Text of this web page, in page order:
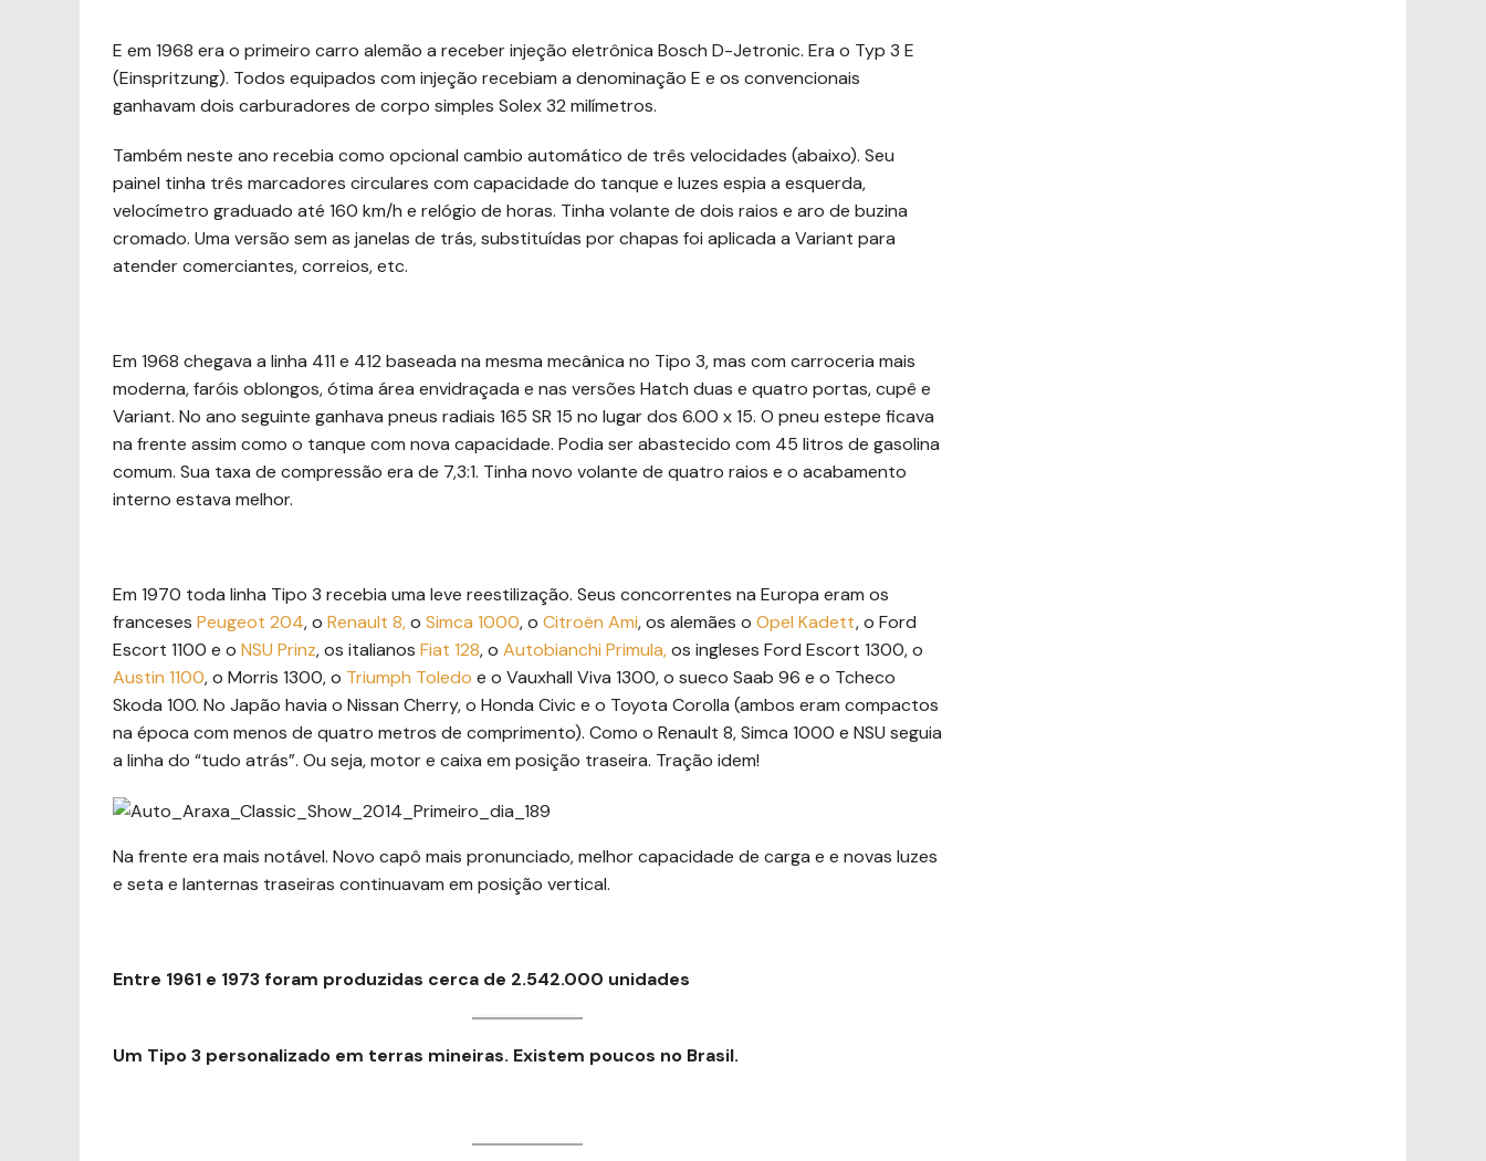
E em 1968 era o primeiro carro alemão a receber injeção eletrônica Bosch D-Jetronic. Era o Typ 3 E
(Einspritzung). Todos equipados com injeção recebiam a denominação E e os convencionais
ganhavam dois carburadores de corpo simples Solex 32 milímetros.
Também neste ano recebia como opcional cambio automático de três velocidades (abaixo). Seu
painel tinha três marcadores circulares com capacidade do tanque e luzes espia a esquerda,
velocímetro graduado até 160 km/h e relógio de horas. Tinha volante de dois raios e aro de buzina
cromado. Uma versão sem as janelas de trás, substituídas por chapas foi aplicada a Variant para
atender comerciantes, correios, etc.
Em 1968 chegava a linha 411 e 412 baseada na mesma mecânica no Tipo 3, mas com carroceria mais
moderna, faróis oblongos, ótima área envidraçada e nas versões Hatch duas e quatro portas, cupê e
Variant. No ano seguinte ganhava pneus radiais 165 SR 15 no lugar dos 6.00 x 15. O pneu estepe ficava
na frente assim como o tanque com nova capacidade. Podia ser abastecido com 45 litros de gasolina
comum. Sua taxa de compressão era de 7,3:1. Tinha novo volante de quatro raios e o acabamento
interno estava melhor.
Em 1970 toda linha Tipo 3 recebia uma leve reestilização. Seus concorrentes na Europa eram os
franceses Peugeot 204, o Renault 8,o Simca 1000, o Citroën Ami, os alemães o Opel Kadett, o Ford
Escort 1100 e o NSU Prinz, os italianos Fiat 128, o Autobianchi Primula,os ingleses Ford Escort 1300, o
Austin 1100, o Morris 1300, o Triumph Toledo e o Vauxhall Viva 1300, o sueco Saab 96 e o Tcheco
Skoda 100. No Japão havia o Nissan Cherry, o Honda Civic e o Toyota Corolla (ambos eram compactos
na época com menos de quatro metros de comprimento). Como o Renault 8, Simca 1000 e NSU seguia
a linha do “tudo atrás”. Ou seja, motor e caixa em posição traseira. Tração idem!
Na frente era mais notável. Novo capô mais pronunciado, melhor capacidade de carga e e novas luzes
e seta e lanternas traseiras continuavam em posição vertical.
Entre 1961 e 1973 foram produzidas cerca de 2.542.000 unidades
Um Tipo 3 personalizado em terras mineiras. Existem poucos no Brasil.